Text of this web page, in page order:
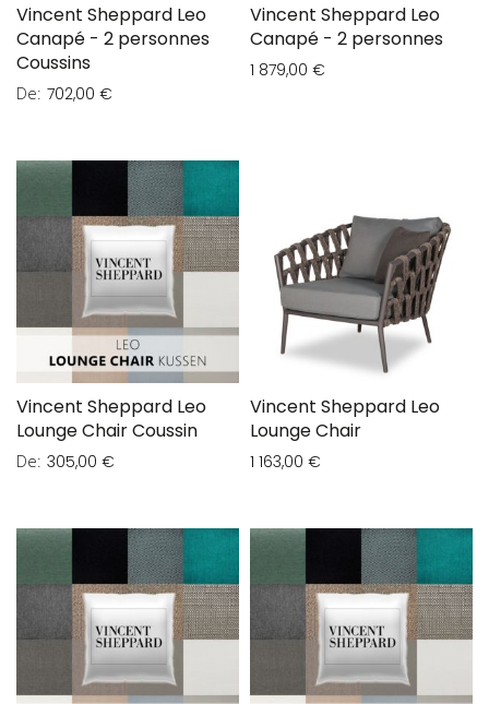
Vincent Sheppard Leo
Canapé - 2 personnes
Coussins
De 702,00 €
Vincent Sheppard Leo
Canapé - 2 personnes
1 879,00 €
Vincent Sheppard Leo
Lounge Chair Coussin
De 305,00 €
Vincent Sheppard Leo
Lounge Chair
1 163,00 €